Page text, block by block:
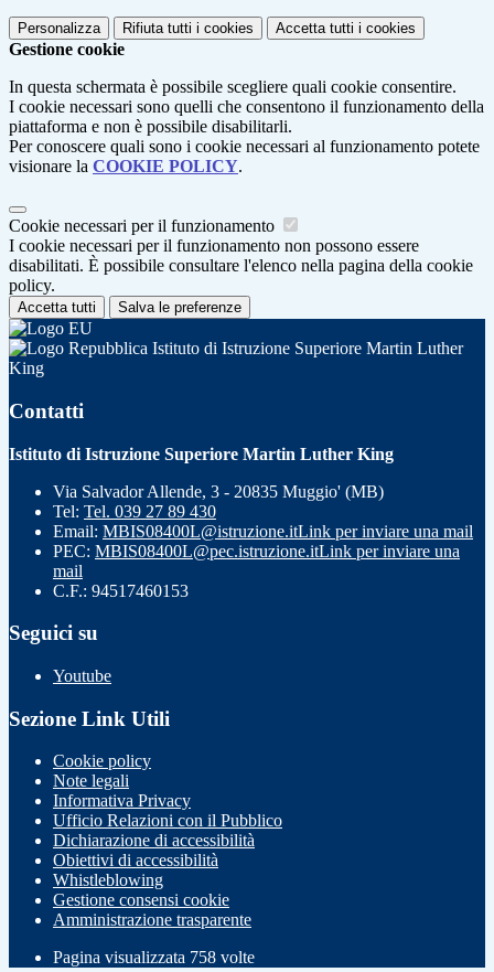
Personalizza Rifiuta tutti i cookies Accetta tutti i cookies
Gestione cookie
In questa schermata è possibile scegliere quali cookie consentire.
I cookie necessari sono quelli che consentono il funzionamento della
piattaforma e non è possibile disabilitarli.
Per conoscere quali sono i cookie necessari al funzionamento potete
visionare la COOKIE POLICY.
Cookie necessari per il funzionamento
I cookie necessari per il funzionamento non possono essere
disabilitati. È possibile consultare l'elenco nella pagina della cookie
policy.
Accetta tutti Salva le preferenze
Istituto di Istruzione Superiore Martin Luther
King
Contatti
Istituto di Istruzione Superiore Martin Luther King
Via Salvador Allende, 3 - 20835 Muggio' (MB)
Tel: Tel. 039 27 89 430
Email: MBIS08400L@istruzione.itLink per inviare una mail
PEC: MBIS08400L@pec.istruzione.itLink per inviare una
mail
C.F.: 94517460153
Seguici su
Youtube
Sezione Link Utili
Cookie policy
Note legali
Informativa Privacy
Ufficio Relazioni con il Pubblico
Dichiarazione di accessibilità
Obiettivi di accessibilità
Whistleblowing
Gestione consensi cookie
Amministrazione trasparente
Pagina visualizzata 758 volte